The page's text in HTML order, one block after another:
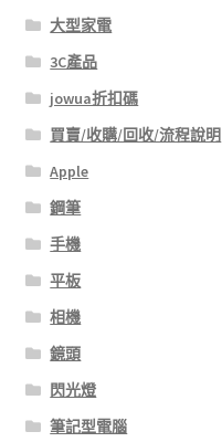
大型家電
3C產品
jowua折扣碼
買賣/收購/回收/流程說明
Apple
鋼筆
手機
平板
相機
鏡頭
閃光燈
筆記型電腦